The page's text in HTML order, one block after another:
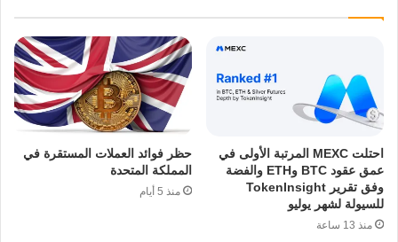
احتلت MEXC المرتبة الأولى في
عمق عقود BTC وETH والفضة
وفق تقرير TokenInsight
للسيولة لشهر يوليو
منذ 13 ساعة
حظر فوائد العملات المستقرة في
المملكة المتحدة
منذ 5 أيام